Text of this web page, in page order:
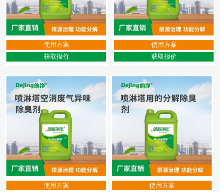
使用方案
获取报价
使用方案
获取报价
使用方案
使用方案